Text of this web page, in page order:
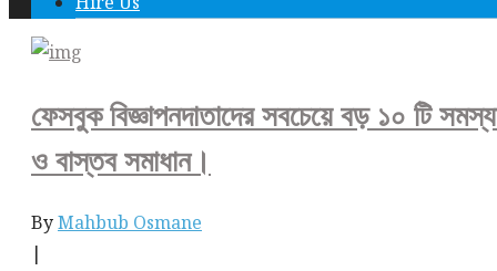
ফেসবুক বিজ্ঞাপনদাতাদের সবচেয়ে বড় ১০ টি
ও বাস্তব সমাধান।
ByMahbub Osmane
|